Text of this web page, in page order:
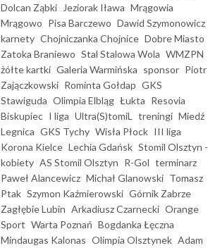
Dolcan Ząbki
Jeziorak Iława Mrągowia
Mrągowo Pisa Barczewo Dawid Szymonowicz
karnety Chojniczanka Chojnice Dobre Miasto
Zatoka Braniewo Stal Stalowa Wola WMZPN
żółte kartki Galeria Warmińska sponsor Piotr
Zajączkowski Rominta Gołdap GKS
Stawiguda Olimpia Elbląg Łukta Resovia
Biskupiec I liga Ultra(S)tomiL treningi Miedź
Legnica GKS Tychy Wisła Płock III liga
Korona Kielce Lechia Gdańsk Stomil Olsztyn -
kobiety AS Stomil Olsztyn R-Gol terminarz
Paweł Alancewicz Michał Glanowski Tomasz
Ptak Szymon Kaźmierowski Górnik Zabrze
Zagłębie Lubin Arkadiusz Czarnecki Orange
Sport Warta Poznań Bogdanka Łęczna
Mindaugas Kalonas Olimpia Olsztynek Adam